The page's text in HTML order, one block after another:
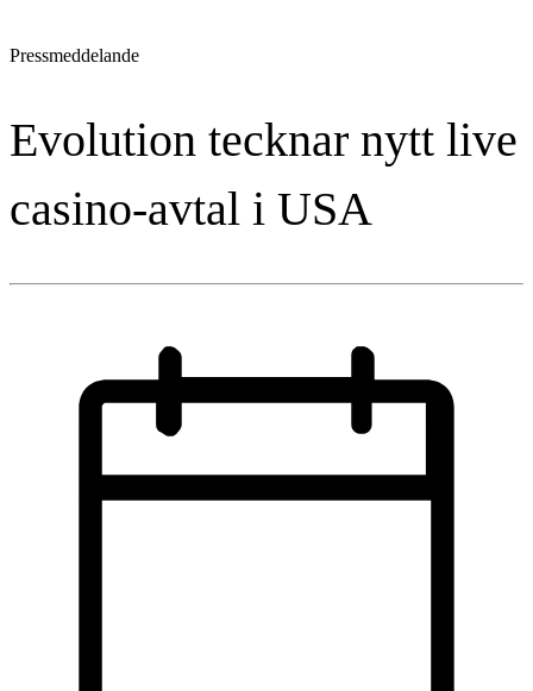
Pressmeddelande
Evolution tecknar nytt live
casino-avtal i USA